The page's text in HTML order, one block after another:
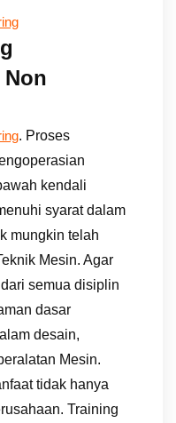
. Proses
kendali
syarat dalam
mungkin telah
Mesin. Agar
semua disiplin
dasar
desain,
Mesin.
tidak hanya
Training